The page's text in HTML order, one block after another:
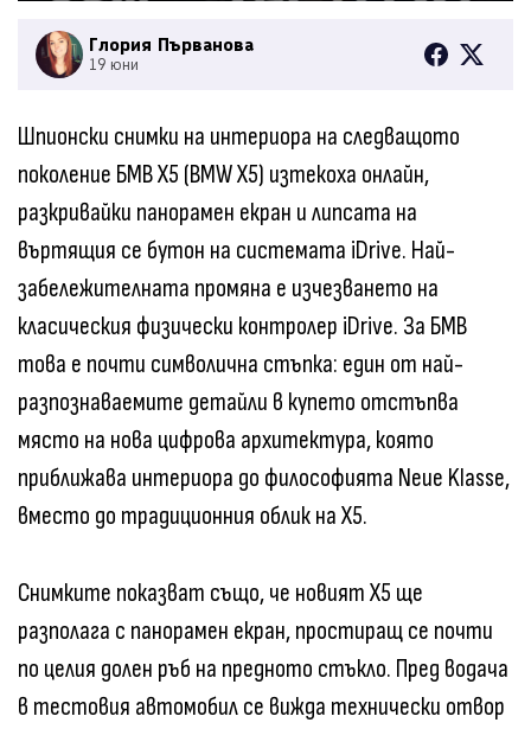
Глория Първанова
19 юни
Шпионски снимки на интериора на следващото
поколение БМВ X5 (BMW X5) изтекоха онлайн,
разкривайки панорамен екран и липсата на
въртящия се бутон на системата iDrive. Най-
забележителната промяна е изчезването на
класическия физически контролер iDrive. За БМВ
това е почти символична стъпка: един от най-
разпознаваемите детайли в купето отстъпва
място на нова цифрова архитектура, която
приближава интериора до философията Neue Klasse,
вместо до традиционния облик на X5.
Снимките показват също, че новият X5 ще
разполага с панорамен екран, простиращ се почти
по целия долен ръб на предното стъкло. Пред водача
в тестовия автомобил се вижда технически отвор